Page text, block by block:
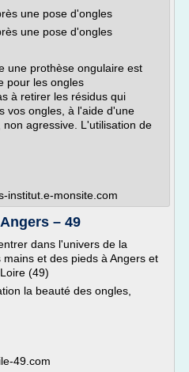
une pose d'ongles
une pose d'ongles
une prothèse ongulaire est
pour les ongles
à retirer les résidus qui
vos ongles, à l'aide d'une
agressive. L'utilisation de
institut.e-monsite.com
– 49
dans l'univers de la
et des pieds à Angers et
(49)
la beauté des ongles,
49.com